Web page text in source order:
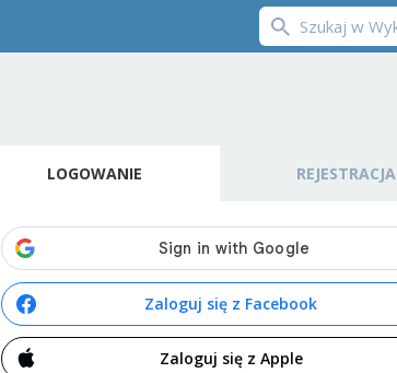
LOGOWANIE REJESTRACJA
Zaloguj się z Facebook
Zaloguj się z Apple